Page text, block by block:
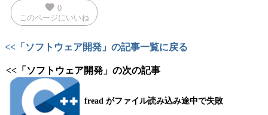
favorite 0
このページにいいね
<<「ソフトウェア開発」の記事一覧に戻る
<<「ソフトウェア開発」の次の記事
fread がファイル読み込み途中で失敗